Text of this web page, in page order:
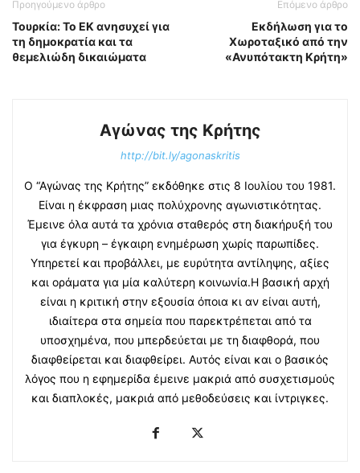
Προηγούμενο άρθρο
Τουρκία: Το ΕΚ ανησυχεί για
τη δημοκρατία και τα
θεμελιώδη δικαιώματα
Επόμενο άρθρο
Εκδήλωση για το
Χωροταξικό από την
«Ανυπότακτη Κρήτη»
Αγώνας της Κρήτης
http://bit.ly/agonaskritis
Ο “Αγώνας της Κρήτης” εκδόθηκε στις 8 Ιουλίου του 1981.
Είναι η έκφραση μιας πολύχρονης αγωνιστικότητας.
Έμεινε όλα αυτά τα χρόνια σταθερός στη διακήρυξή του
για έγκυρη – έγκαιρη ενημέρωση χωρίς παρωπίδες.
Υπηρετεί και προβάλλει, με ευρύτητα αντίληψης, αξίες
και οράματα για μία καλύτερη κοινωνία.Η βασική αρχή
είναι η κριτική στην εξουσία όποια κι αν είναι αυτή,
ιδιαίτερα στα σημεία που παρεκτρέπεται από τα
υποσχημένα, που μπερδεύεται με τη διαφθορά, που
διαφθείρεται και διαφθείρει. Αυτός είναι και ο βασικός
λόγος που η εφημερίδα έμεινε μακριά από συσχετισμούς
και διαπλοκές, μακριά από μεθοδεύσεις και ίντριγκες.